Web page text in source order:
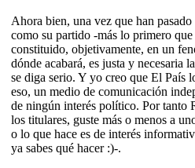
Ahora bien, una vez que han
como su partido -más lo primero
constituido, objetivamente, en un
dónde acabará, es justa y necesaria
se diga serio. Y yo creo que El País
eso, un medio de comunicación
de ningún interés político. Por tanto
los titulares, guste más o menos a
o lo que hace es de interés
ya sabes qué hacer :)-.